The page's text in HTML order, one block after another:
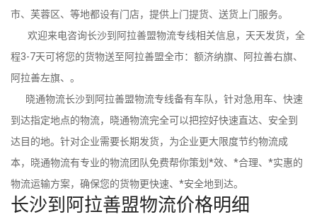
市、芙蓉区、等地都设有门店，提供上门提货、送货上门服务。
欢迎来电咨询长沙到阿拉善盟物流专线相关信息，天天发货，全
程3-7天可将您的货物送至阿拉善盟全市：额济纳旗、阿拉善右旗、
阿拉善左旗、。
晓通物流长沙到阿拉善盟物流专线备有车队，针对急用车、快速
到达指定地点的物流，晓通物流完全可以把控好快速直达、安全到
达目的地。针对企业需要长期发货，为企业更大限度节约物流成
本，晓通物流有专业的物流团队免费帮你策划*效、*合理、*实惠的
物流运输方案，确保您的货物更快速、*安全地到达。
长沙到阿拉善盟物流价格明细